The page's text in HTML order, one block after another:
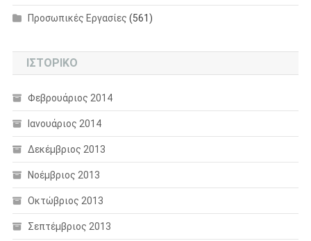
Προσωπικές Εργασίες (561)
ΙΣΤΟΡΙΚΌ
Φεβρουάριος 2014
Ιανουάριος 2014
Δεκέμβριος 2013
Νοέμβριος 2013
Οκτώβριος 2013
Σεπτέμβριος 2013